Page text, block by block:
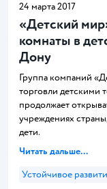
24 марта 2017
«Детский
комнаты в
Дону
Группа компаний
торговли детскими
продолжает
учреждениях
дети.
Читать дальше...
Устойчивое